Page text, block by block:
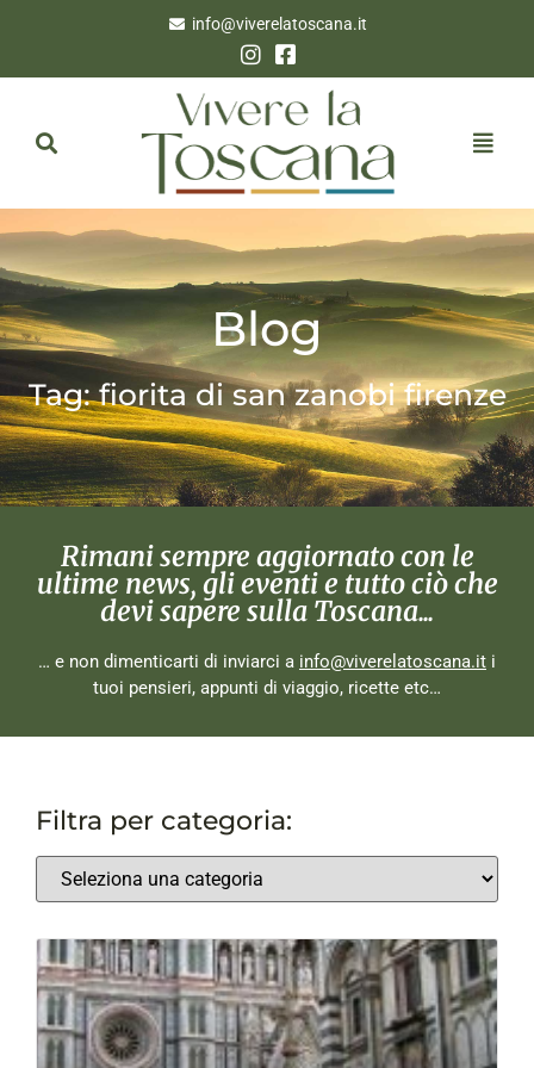
info@viverelatoscana.it
Blog
Tag: fiorita di san zanobi firenze
Rimani sempre aggiornato con le
ultime news, gli eventi e tutto ciò che
devi sapere sulla Toscana...
… e non dimenticarti di inviarci a info@viverelatoscana.it i
tuoi pensieri, appunti di viaggio, ricette etc…
Filtra per categoria: